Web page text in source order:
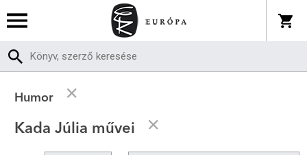
Humor
Kada Júlia művei